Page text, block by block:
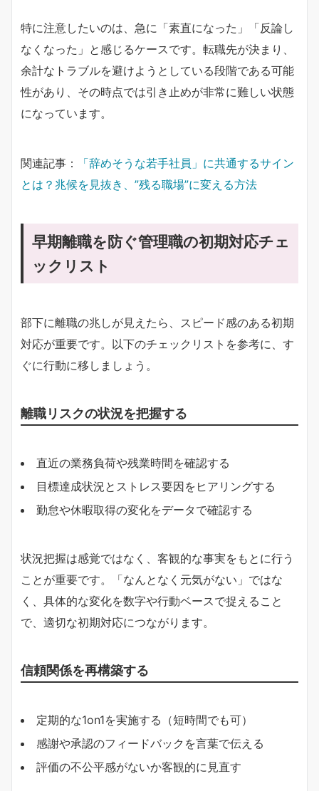
特に注意したいのは、急に「素直になった」「反論し
なくなった」と感じるケースです。転職先が決まり、
余計なトラブルを避けようとしている段階である可能
性があり、その時点では引き止めが非常に難しい状態
になっています。
関連記事：
「辞めそうな若手社員」に共通するサイン
とは？兆候を見抜き、”残る職場”に変える方法
早期離職を防ぐ管理職の初期対応チェ
ックリスト
部下に離職の兆しが見えたら、スピード感のある初期
対応が重要です。以下のチェックリストを参考に、す
ぐに行動に移しましょう。
離職リスクの状況を把握する
直近の業務負荷や残業時間を確認する
目標達成状況とストレス要因をヒアリングする
勤怠や休暇取得の変化をデータで確認する
状況把握は感覚ではなく、客観的な事実をもとに行う
ことが重要です。「なんとなく元気がない」ではな
く、具体的な変化を数字や行動ベースで捉えること
で、適切な初期対応につながります。
信頼関係を再構築する
定期的な1on1を実施する（短時間でも可）
感謝や承認のフィードバックを言葉で伝える
評価の不公平感がないか客観的に見直す